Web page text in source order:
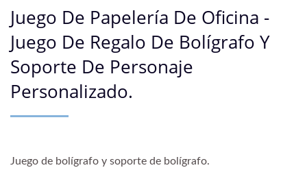
Juego De Papelería De Oficina -
Juego De Regalo De Bolígrafo Y
Soporte De Personaje
Personalizado.
Juego de bolígrafo y soporte de bolígrafo.